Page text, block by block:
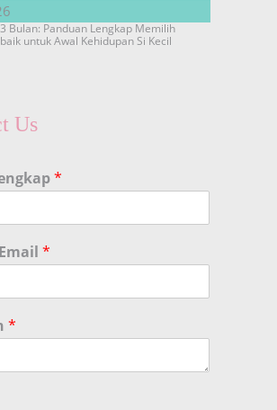
Bulan: Panduan Lengkap Memilih
untuk Awal Kehidupan Si Kecil
Us
*
*
*